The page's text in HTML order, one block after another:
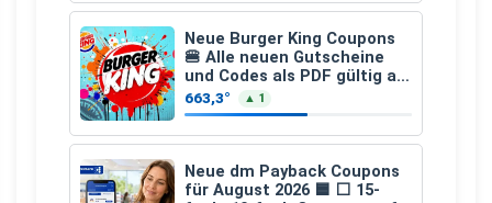
Neue Burger King Coupons
🍔 Alle neuen Gutscheine
und Codes als PDF gültig ab
25.07.2026 bis 04.09.2026
663,3° ▲ 1
Neue dm Payback Coupons
für August 2026 🟦 ⬜ 15-